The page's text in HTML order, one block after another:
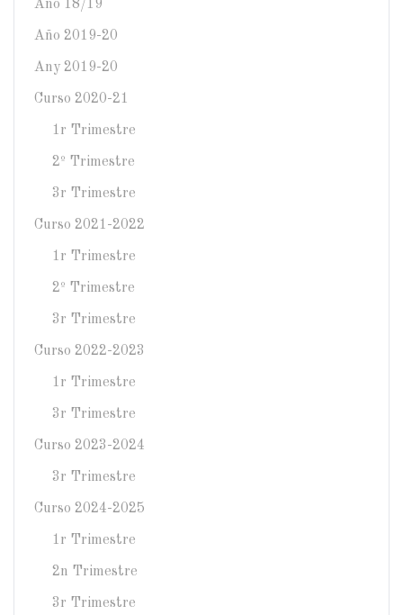
Año 18/19
Año 2019-20
Any 2019-20
Curso 2020-21
1r Trimestre
2º Trimestre
3r Trimestre
Curso 2021-2022
1r Trimestre
2º Trimestre
3r Trimestre
Curso 2022-2023
1r Trimestre
3r Trimestre
Curso 2023-2024
3r Trimestre
Curso 2024-2025
1r Trimestre
2n Trimestre
3r Trimestre